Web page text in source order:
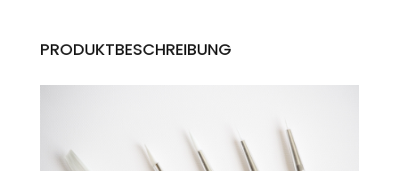
PRODUKTBESCHREIBUNG